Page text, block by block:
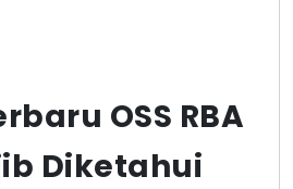
OSS RBA
Diketahui